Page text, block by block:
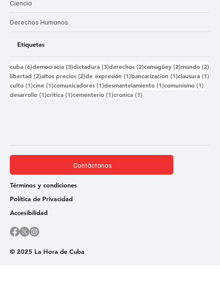
Ciencia
Derechos Humanos
Etiquetas
cuba (6)6 entradas
democracia (3)3 entradas
dictadura (3)3 entradas
derechos (2)2 entradas
camagüey (2)2 entradas
mundo (2)
libertad (2)2 entradas
altos precios (2)2 entradas
de expresión (1)1 entrada
bancarizacion (1)1 entrada
clausura (1)
culto (1)1 entrada
cine (1)1 entrada
comunicadores (1)1 entrada
desmantelamiento (1)1 entrada
comunismo (1)
desarrollo (1)1 entrada
critica (1)1 entrada
cementerio (1)1 entrada
cronica (1)
© 2025 La Hora de Cuba
Contáctanos
Términos y condiciones
Política de Privacidad
Accesibilidad